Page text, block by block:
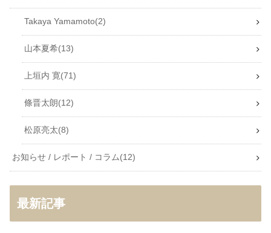
Takaya Yamamoto 2
山本夏希 13
上垣内 寛 71
條晋太朗 12
松原亮太 8
お知らせ / レポート / コラム 12
最新記事